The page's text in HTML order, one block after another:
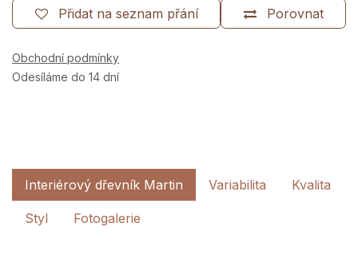
Porovnat
Přidat na seznam přání
Obchodní podmínky
Odesíláme do 14 dní
Interiérový dřevník Martin Variabilita Kvalita
Styl Fotogalerie